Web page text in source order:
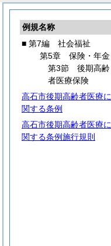
例規名称
■ 第7編 社会福祉
第5章 保険・年金
第3節 後期高齢
者医療保険
高石市後期高齢者医療に
関する条例
高石市後期高齢者医療に
関する条例施行規則